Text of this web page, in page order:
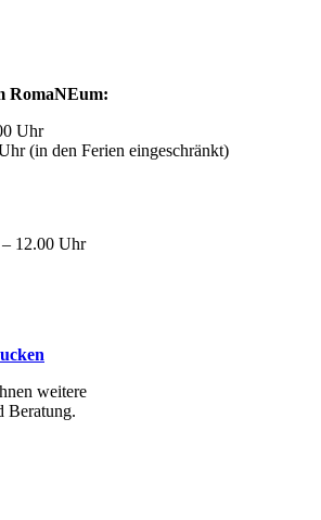
RomaNEum:
Uhr
(in den Ferien eingeschränkt)
12.00 Uhr
weitere
Beratung.